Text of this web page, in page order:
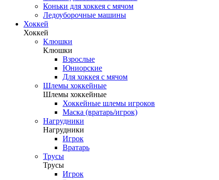
Коньки для хоккея с мячом
Ледоуборочные машины
Хоккей
Хоккей
Клюшки
Клюшки
Взрослые
Юниорские
Для хоккея с мячом
Шлемы хоккейные
Шлемы хоккейные
Хоккейные шлемы игроков
Маска (вратарь/игрок)
Нагрудники
Нагрудники
Игрок
Вратарь
Трусы
Трусы
Игрок